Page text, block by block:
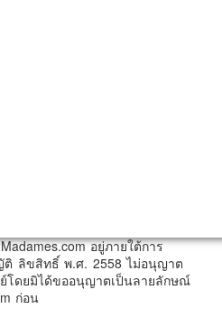
อยู่ภายใต้การ
ติ ลิขสิทธิ์ พ.ศ. 2558 ไม่อนุญาต
โดยมิได้ขออนุญาตเป็นลายลักษณ์
ก่อน